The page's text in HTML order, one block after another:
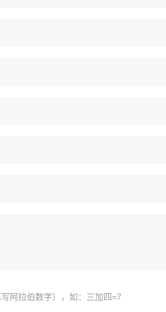
阿拉伯数字），如：三加四=7